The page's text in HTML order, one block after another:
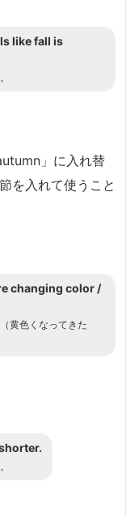
like fall is
」に入れ替
を入れて使うこと
changing color /
黄色くなってきた